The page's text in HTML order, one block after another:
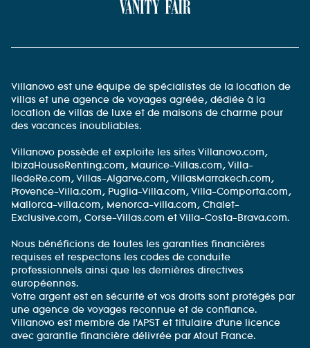
Vanity Fair
Villanovo est une équipe de spécialistes de la location de
villas et une agence de voyages agréée, dédiée à la
location de villas de luxe et de maisons de charme pour
des vacances inoubliables.
Villanovo possède et exploite les sites Villanovo.com,
IbizaHouseRenting.com, Maurice-Villas.com, Villa-
IledeRe.com, Villas-Algarve.com, VillasMarrakech.com,
Provence-Villa.com, Puglia-Villa.com, Villa-Comporta.com,
Mallorca-villa.com, Menorca-villa.com, Chalet-
Exclusive.com, Corse-Villas.com et Villa-Costa-Brava.com.
Nous bénéficions de toutes les garanties financières
requises et respectons les codes de conduite
professionnels ainsi que les dernières directives
européennes.
Votre argent est en sécurité et vos droits sont protégés par
une agence de voyages reconnue et de confiance.
Villanovo est membre de l'APST et titulaire d'une licence
avec garantie financière délivrée par Atout France.